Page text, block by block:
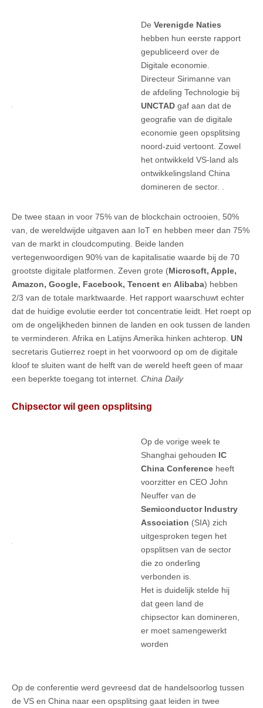
DeVerenigde Naties
hebben hun eerste rapport
gepubliceerd over de
Digitale economie.
Directeur Sirimanne van
de afdeling Technologie bij
UNCTADgaf aan dat de
geografie van de digitale
economie geen opsplitsing
noord-zuid vertoont. Zowel
het ontwikkeld VS-land als
ontwikkelingsland China
domineren de sector. .
De twee staan in voor 75% van de blockchain octrooien, 50%
van, de wereldwijde uitgaven aan IoT en hebben meer dan 75%
van de markt in cloudcomputing. Beide landen
vertegenwoordigen 90% van de kapitalisatie waarde bij de 70
grootste digitale platformen. Zeven grote (Microsoft, Apple,
Amazon, Google, Facebook, Tencent en Alibaba) hebben
2/3 van de totale marktwaarde. Het rapport waarschuwt echter
dat de huidige evolutie eerder tot concentratie leidt. Het roept op
om de ongelijkheden binnen de landen en ook tussen de landen
te verminderen. Afrika en Latijns Amerika hinken achterop. UN
secretaris Gutierrez roept in het voorwoord op om de digitale
kloof te sluiten want de helft van de wereld heeft geen of maar
een beperkte toegang tot internet. China Daily
Chipsector wil geen opsplitsing
Op de vorige week te
Shanghai gehouden IC
China Conference heeft
voorzitter en CEO John
Neuffer van de
Semiconductor Industry
Association (SIA) zich
uitgesproken tegen het
opsplitsen van de sector
die zo onderling
verbonden is.
Het is duidelijk stelde hij
dat geen land de
chipsector kan domineren,
er moet samengewerkt
worden
Op de conferentie werd gevreesd dat de handelsoorlog tussen
de VS en China naar een opsplitsing gaat leiden in twee